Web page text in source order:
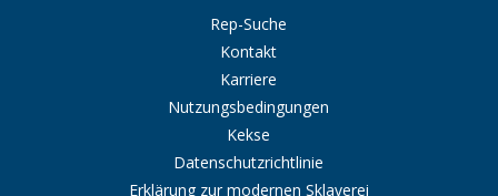
Rep-Suche
Kontakt
Karriere
Nutzungsbedingungen
Kekse
Datenschutzrichtlinie
Erklärung zur modernen Sklaverei